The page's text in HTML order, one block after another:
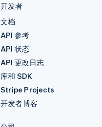
开发者
文档
API 参考
API 状态
API 更改日志
库和 SDK
Stripe Projects
开发者博客